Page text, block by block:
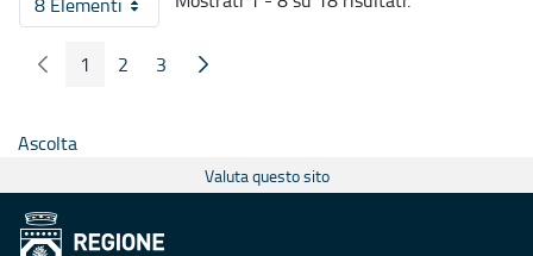
Per pagina
Pagina Precedente
Pagina
1 Pagina
2 Pagina
3 Pagina Seguente
Ascolta
Valuta questo sito